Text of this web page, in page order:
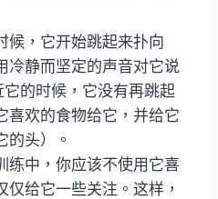
候，它开始跳起来扑向
冷静而坚定的声音对它说
它的时候，它没有再跳起
喜欢的食物给它，并给它
的头）。
练中，你应该不使用它喜
仅给它一些关注。这样，